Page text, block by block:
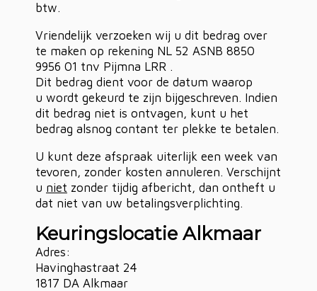
btw.
Vriendelijk verzoeken wij u dit bedrag over
te maken op rekening NL 52 ASNB 8850
9956 01 tnv Pijmna LRR .
Dit bedrag dient voor de datum waarop
u wordt gekeurd te zijn bijgeschreven. Indien
dit bedrag niet is ontvagen, kunt u het
bedrag alsnog contant ter plekke te betalen.
U kunt deze afspraak uiterlijk een week van
tevoren, zonder kosten annuleren. Verschijnt
u niet zonder tijdig afbericht, dan ontheft u
dat niet van uw betalingsverplichting.
Keuringslocatie Alkmaar
Adres:
Havinghastraat 24
1817 DA Alkmaar